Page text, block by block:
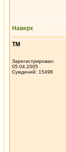
Наверх
ТМ
Зарегистрирован:
05.04.2005
Суждений: 15498